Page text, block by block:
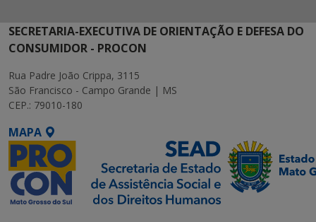
SECRETARIA-EXECUTIVA DE ORIENTAÇÃO E DEFESA DO
CONSUMIDOR - PROCON
Rua Padre João Crippa, 3115
São Francisco - Campo Grande | MS
CEP.: 79010-180
MAPA